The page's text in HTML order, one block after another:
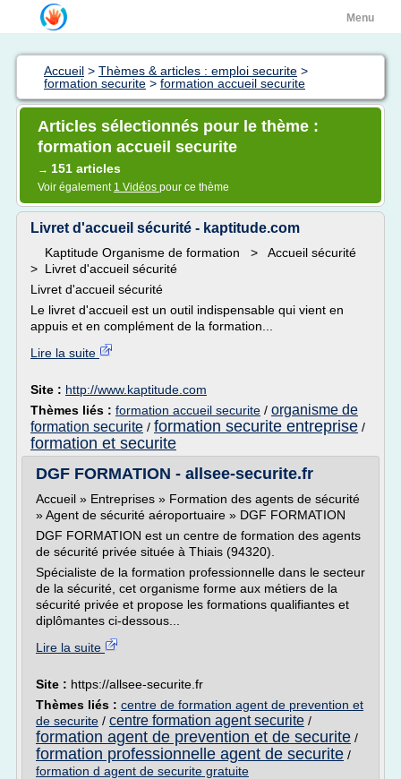
Menu
Accueil > Thèmes & articles : emploi securite >
formation securite > formation accueil securite
Articles sélectionnés pour le thème :
formation accueil securite
→ 151 articles
Voir également 1 Vidéos pour ce thème
Livret d'accueil sécurité - kaptitude.com
Kaptitude Organisme de formation > Accueil sécurité
> Livret d'accueil sécurité
Livret d'accueil sécurité
Le livret d'accueil est un outil indispensable qui vient en
appuis et en complément de la formation...
Lire la suite
Site : http://www.kaptitude.com
Thèmes liés : formation accueil securite / organisme de
formation securite / formation securite entreprise /
formation et securite
DGF FORMATION - allsee-securite.fr
Accueil » Entreprises » Formation des agents de sécurité
» Agent de sécurité aéroportuaire » DGF FORMATION
DGF FORMATION est un centre de formation des agents
de sécurité privée située à Thiais (94320).
Spécialiste de la formation professionnelle dans le secteur
de la sécurité, cet organisme forme aux métiers de la
sécurité privée et propose les formations qualifiantes et
diplômantes ci-dessous...
Lire la suite
Site : https://allsee-securite.fr
Thèmes liés : centre de formation agent de prevention et
de securite / centre formation agent securite /
formation agent de prevention et de securite /
formation professionnelle agent de securite /
formation d agent de securite gratuite